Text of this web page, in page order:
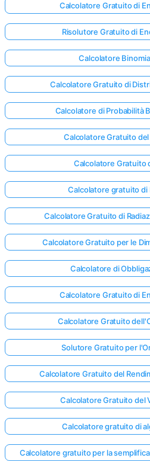
Calcolatore Gratuito di
Risolutore Gratuito di
Calcolatore
Calcolatore Gratuito di
Calcolatore di Probabilità
Calcolatore Gratuito
Calcolatore Gratuito
Calcolatore gratuito di
Calcolatore Gratuito di
Calcolatore Gratuito per le
Calcolatore di
Calcolatore Gratuito di
Calcolatore Gratuito
Solutore Gratuito per
Calcolatore Gratuito del
Calcolatore Gratuito del
Calcolatore gratuito di
Calcolatore gratuito per la